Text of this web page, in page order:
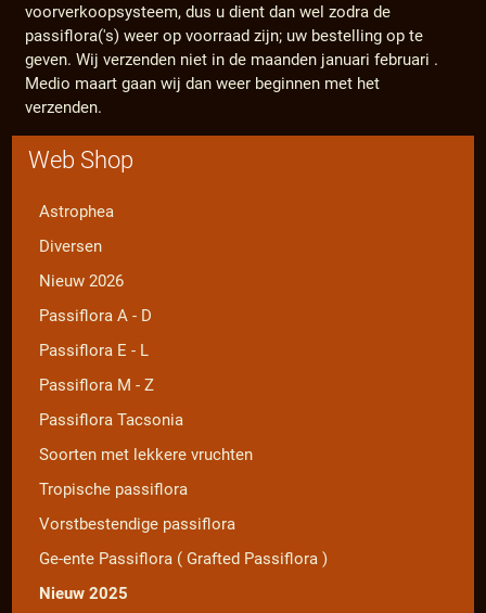
voorverkoopsysteem, dus u dient dan wel zodra de
passiflora('s) weer op voorraad zijn; uw bestelling op te
geven. Wij verzenden niet in de maanden januari februari .
Medio maart gaan wij dan weer beginnen met het
verzenden.
Web Shop
Astrophea
Diversen
Nieuw 2026
Passiflora A - D
Passiflora E - L
Passiflora M - Z
Passiflora Tacsonia
Soorten met lekkere vruchten
Tropische passiflora
Vorstbestendige passiflora
Ge-ente Passiflora ( Grafted Passiflora )
Nieuw 2025